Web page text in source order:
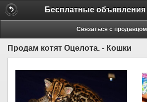
Связаться с продавцом
Продам котят Оцелота. - Кошки